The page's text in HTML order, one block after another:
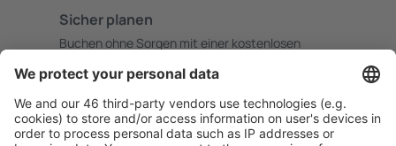
Sicher planen
Buchen ohne Sorgen mit einer kostenlosen
Mehr sparen
Attraktive Preise und Spezialangebote für eingeloggte
Benutzer.